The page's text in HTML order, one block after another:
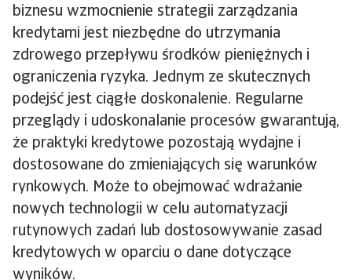
biznesu wzmocnienie strategii zarządzania
kredytami jest niezbędne do utrzymania
zdrowego przepływu środków pieniężnych i
ograniczenia ryzyka. Jednym ze skutecznych
podejść jest ciągłe doskonalenie. Regularne
przeglądy i udoskonalanie procesów gwarantują,
że praktyki kredytowe pozostają wydajne i
dostosowane do zmieniających się warunków
rynkowych. Może to obejmować wdrażanie
nowych technologii w celu automatyzacji
rutynowych zadań lub dostosowywanie zasad
kredytowych w oparciu o dane dotyczące
wyników.